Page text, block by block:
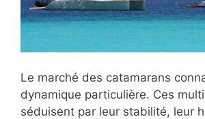
Le marché des catamarans
dynamique particulière. Ces
séduisent par leur stabilité, leur